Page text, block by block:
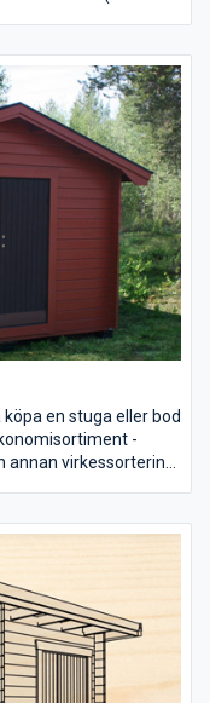
tung belastning.
låskolv.
är ändspontad.
ger god
en stuga eller bod
-
virkessortering.
tillverkas i samma
av t ex
direkt från
för att fungera som
och det tåliga och
mm).